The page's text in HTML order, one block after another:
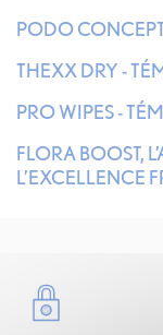
PODO
THEXX DRY -
PRO WIPES -
FLORA BOOST,
L’EXCELLENCE